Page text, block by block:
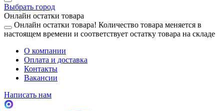
Выбрать город
Онлайн остатки товара
Онлайн остатки товара! Количество товара меняется в
настоящем времени и соответствует остатку товара на складе
О компании
Оплата и доставка
Контакты
Вакансии
Написать нам